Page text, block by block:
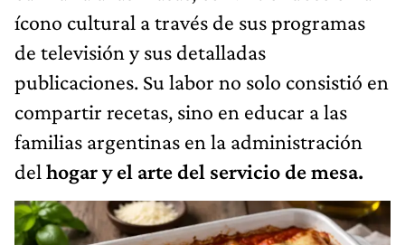
ícono cultural a través de sus programas
de televisión y sus detalladas
publicaciones. Su labor no solo consistió en
compartir recetas, sino en educar a las
familias argentinas en la administración
del hogar y el arte del servicio de mesa.